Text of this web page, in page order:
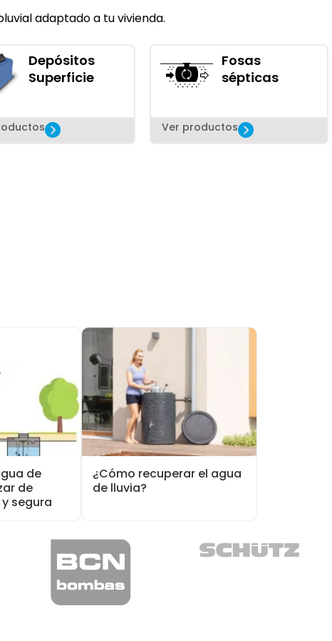
adaptado a tu vivienda.
Depósitos
Superficie
Fosas
sépticas
Ver productos
de
de
segura
¿Cómo recuperar el agua
de lluvia?